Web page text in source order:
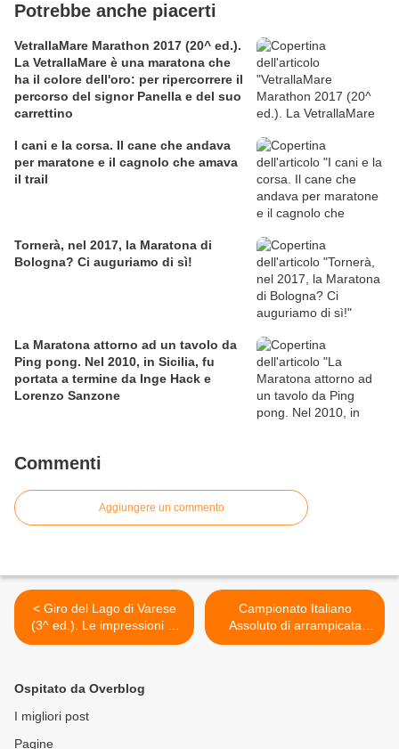
Potrebbe anche piacerti
VetrallaMare Marathon 2017 (20^ ed.).
La VetrallaMare è una maratona che
ha il colore dell'oro: per ripercorrere il
percorso del signor Panella e del suo
carrettino
I cani e la corsa. Il cane che andava
per maratone e il cagnolo che amava
il trail
Tornerà, nel 2017, la Maratona di
Bologna? Ci auguriamo di sì!
La Maratona attorno ad un tavolo da
Ping pong. Nel 2010, in Sicilia, fu
portata a termine da Inge Hack e
Lorenzo Sanzone
Commenti
Aggiungere un commento
< Giro del Lago di Varese
(3^ ed.). Le impressioni di
Marco Rampi e il racconto
Campionato Italiano
Assoluto di arrampicata
sportiva specialità Lead
Ospitato da Overblog
I migliori post
Pagine